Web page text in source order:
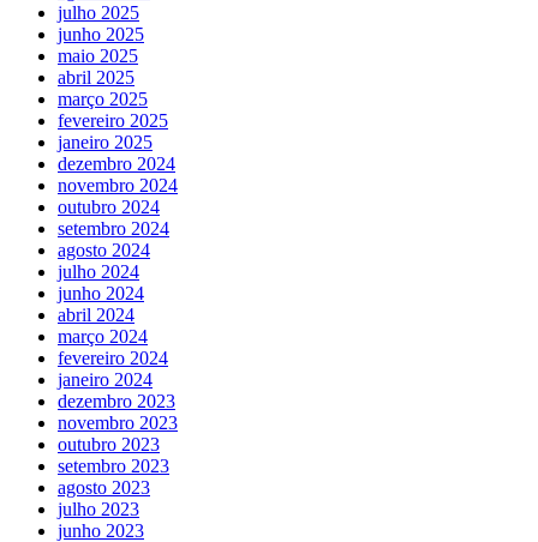
julho 2025
junho 2025
maio 2025
abril 2025
março 2025
fevereiro 2025
janeiro 2025
dezembro 2024
novembro 2024
outubro 2024
setembro 2024
agosto 2024
julho 2024
junho 2024
abril 2024
março 2024
fevereiro 2024
janeiro 2024
dezembro 2023
novembro 2023
outubro 2023
setembro 2023
agosto 2023
julho 2023
junho 2023